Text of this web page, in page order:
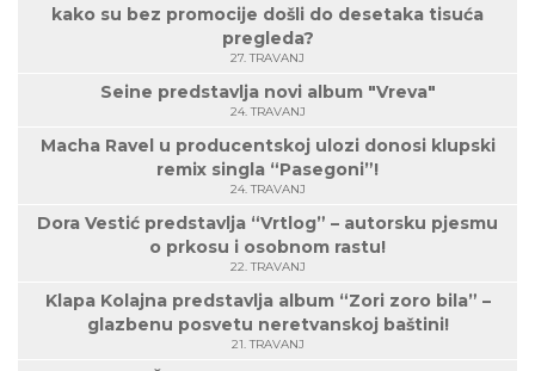
kako su bez promocije došli do desetaka tisuća
pregleda?
27. TRAVANJ
Seine predstavlja novi album "Vreva"
24. TRAVANJ
Macha Ravel u producentskoj ulozi donosi klupski
remix singla “Pasegoni”!
24. TRAVANJ
Dora Vestić predstavlja “Vrtlog” – autorsku pjesmu
o prkosu i osobnom rastu!
22. TRAVANJ
Klapa Kolajna predstavlja album “Zori zoro bila” –
glazbenu posvetu neretvanskoj baštini!
21. TRAVANJ